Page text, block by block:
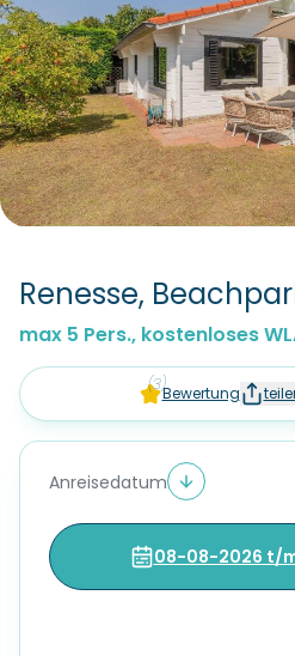
Renesse,
max 5 Pers., kostenloses
(3)Bewertung
Anreisedatum
08-08-2026 t/